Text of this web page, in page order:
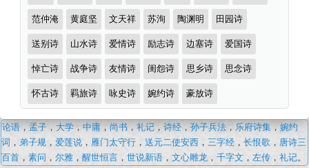
文
范仲淹 黄庭坚 文天祥 苏洵 陶渊明 田园诗
送别诗 山水诗 爱情诗 励志诗 边塞诗 爱国诗
悼亡诗 战争诗 友情诗 闺怨诗 思乡诗 思念诗
怀古诗 羁旅诗 咏史诗 婉约诗 豪放诗
相
见
欢
论语 ，孟子，大学 ，中庸 ，尚书，礼记，诗经 ，孙子兵法 ， 乐府诗集，婉约
词 ， 弟子规 ，爱莲说 ， 雁门太守行 ，送元二使安西 ，三字经 ，长恨歌 ， 唐诗三
百首 ，素问 ，尔雅 ，醒世恒言 ，世说新语 ，文心雕龙 ，千字文 ，左传 ，礼记。